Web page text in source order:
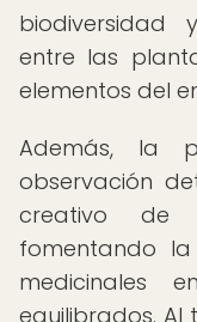
biodiversidad
entre las
elementos del
Además, la
observación
creativo de
fomentando
medicinales
equilibrados.